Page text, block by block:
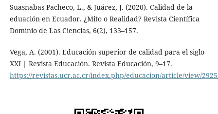
Suasnabas Pacheco, L., & Juárez, J. (2020). Calidad de la
eduación en Ecuador. ¿Mito o Realidad? Revista Científica
Dominio de Las Ciencias, 6(2), 133–157.
Vega, A. (2001). Educación superior de calidad para el siglo
XXI | Revista Educación. Revista Educación, 9–17.
https://revistas.ucr.ac.cr/index.php/educacion/article/view/